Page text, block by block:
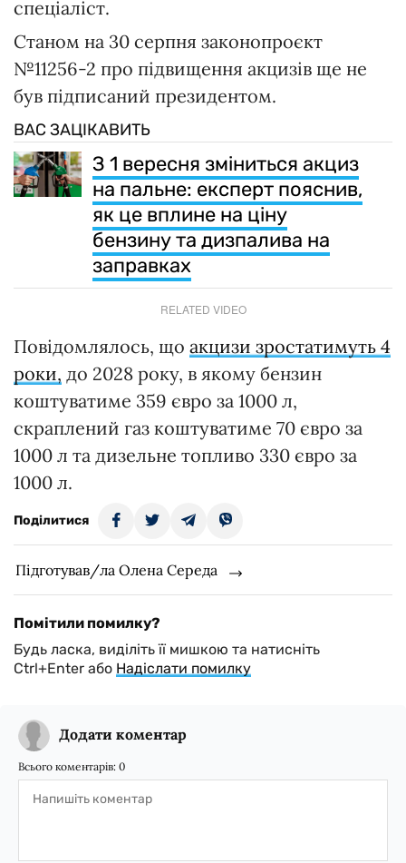
спеціаліст.
Станом на 30 серпня законопроєкт
№11256-2 про підвищення акцизів ще не
був підписаний президентом.
ВАС ЗАЦІКАВИТЬ
З 1 вересня зміниться акциз
на пальне: експерт пояснив,
як це вплине на ціну
бензину та дизпалива на
заправках
RELATED VIDEO
Повідомлялось, що акцизи зростатимуть 4
роки, до 2028 року, в якому бензин
коштуватиме 359 євро за 1000 л,
скраплений газ коштуватиме 70 євро за
1000 л та дизельне топливо 330 євро за
1000 л.
Поділитися
Підготував/ла Олена Середа
Помітили помилку?
Будь ласка, виділіть її мишкою та натисніть
Ctrl+Enter або Надіслати помилку
Додати коментар
Всього коментарів: 0